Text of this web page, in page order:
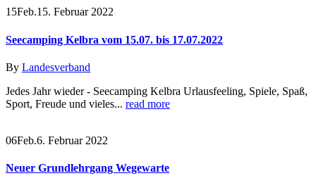
15Feb.15. Februar 2022
Seecamping Kelbra vom 15.07. bis 17.07.2022
By Landesverband
Jedes Jahr wieder - Seecamping Kelbra Urlausfeeling, Spiele, Spaß,
Sport, Freude und vieles... read more
06Feb.6. Februar 2022
Neuer Grundlehrgang Wegewarte